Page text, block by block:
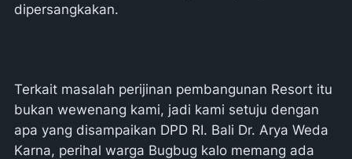
dipersangkakan.
Terkait masalah perijinan pembangunan Resort itu
bukan wewenang kami, jadi kami setuju dengan
apa yang disampaikan DPD RI. Bali Dr. Arya Weda
Karna, perihal warga Bugbug kalo memang ada